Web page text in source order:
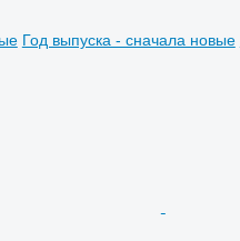
Год выпуска - сначала новые